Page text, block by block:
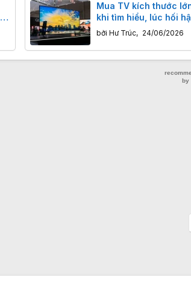
Mua TV kích thước
khi tìm hiểu, lúc hối
quá muộn
bởi Hư Trúc, 24/06/2026